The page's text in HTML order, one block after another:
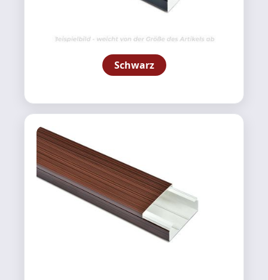
Schwarz